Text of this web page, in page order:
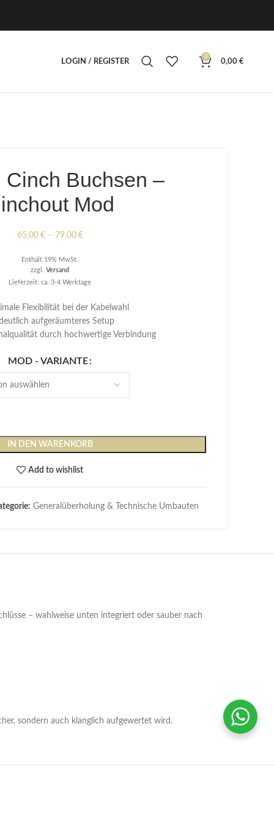
LOGIN / REGISTER
0
0,00€
Cinch Buchsen –
Mod
65,00 € – 79,00 €Preisspanne:
Enthält 19% MwSt.
zzgl. Versand
Lieferzeit: ca. 3-4 Werktage
Flexibilität bei der Kabelwahl
aufgeräumteres Setup
durch hochwertige Verbindung
MOD - VARIANTE
IN DEN WARENKORB
Add to wishlist
Generalüberholung & Technische Umbauten
– wahlweise unten integriert oder sauber nach
sondern auch klanglich aufgewertet wird.